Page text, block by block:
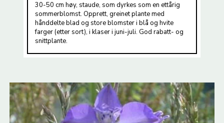
30-50 cm høy, staude, som dyrkes som en ettårig
sommerblomst. Opprett, greinet plante med
hånddelte blad og store blomster i blå og hvite
farger (etter sort), i klaser i juni-juli. God rabatt- og
snittplante.